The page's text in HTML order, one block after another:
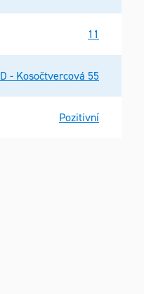
11
D - Kosočtvercová 55
Pozitivní